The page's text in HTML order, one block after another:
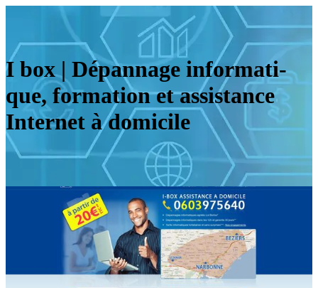
I box | Dépannage infor­mati­
que, formation et assistance
Internet à domicile